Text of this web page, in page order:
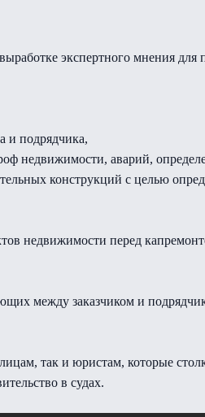
экспертного мнения для
и подрядчика,
недвижимости, аварий,
конструкций с целью
недвижимости перед
между заказчиком и
так и юристам, которые
в судах.